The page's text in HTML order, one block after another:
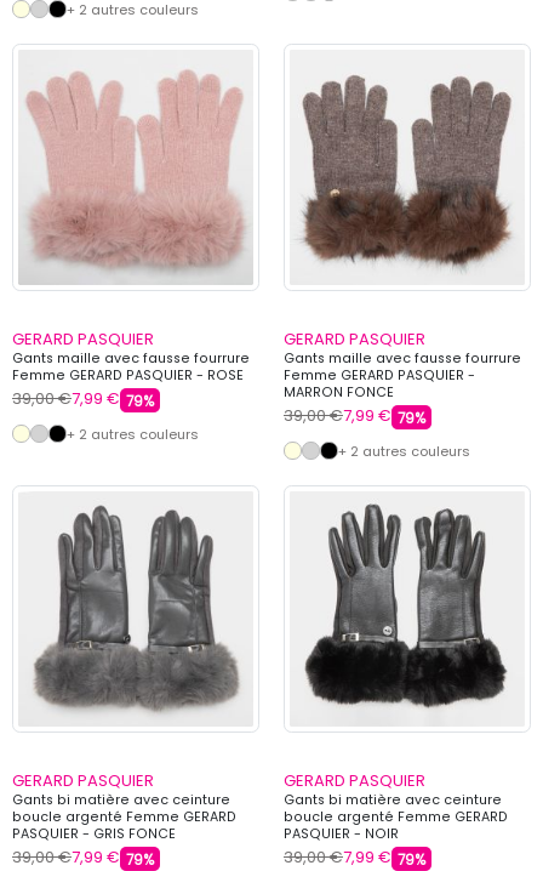
+ 2 autres couleurs
GERARD PASQUIER
Gants maille avec fausse fourrure
Femme GERARD PASQUIER - ROSE
39,00 €7,99 € 79%
+ 2 autres couleurs
GERARD PASQUIER
Gants maille avec fausse fourrure
Femme GERARD PASQUIER -
MARRON FONCE
39,00 €7,99 € 79%
+ 2 autres couleurs
GERARD PASQUIER
Gants bi matière avec ceinture
boucle argenté Femme GERARD
PASQUIER - GRIS FONCE
39,00 €7,99 € 79%
GERARD PASQUIER
Gants bi matière avec ceinture
boucle argenté Femme GERARD
PASQUIER - NOIR
39,00 €7,99 € 79%